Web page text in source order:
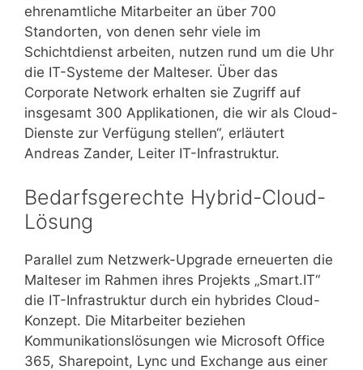
ehrenamtliche Mitarbeiter an über 700
Standorten, von denen sehr viele im
Schichtdienst arbeiten, nutzen rund um die Uhr
die IT-Systeme der Malteser. Über das
Corporate Network erhalten sie Zugriff auf
insgesamt 300 Applikationen, die wir als Cloud-
Dienste zur Verfügung stellen“, erläutert
Andreas Zander, Leiter IT-Infrastruktur.
Bedarfsgerechte Hybrid-Cloud-
Lösung
Parallel zum Netzwerk-Upgrade erneuerten die
Malteser im Rahmen ihres Projekts „Smart.IT“
die IT-Infrastruktur durch ein hybrides Cloud-
Konzept. Die Mitarbeiter beziehen
Kommunikationslösungen wie Microsoft Office
365, Sharepoint, Lync und Exchange aus einer